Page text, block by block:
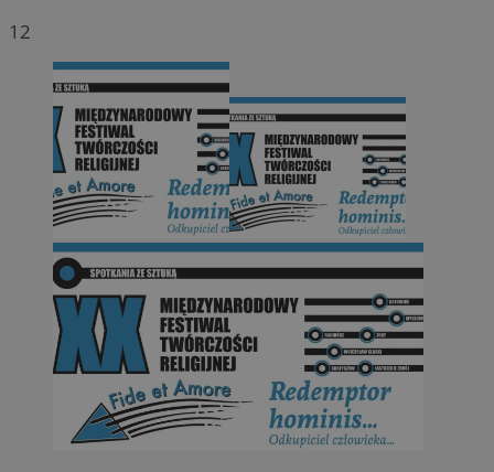
12